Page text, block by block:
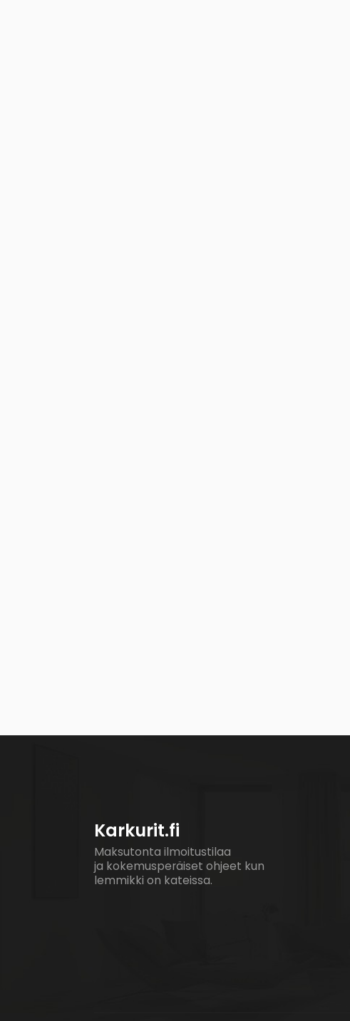
Karkurit.fi
Maksutonta ilmoitustilaa
ja kokemusperäiset ohjeet kun
lemmikki on kateissa.